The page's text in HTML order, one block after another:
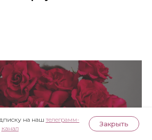
на наш телеграмм-
канал
Закрыть